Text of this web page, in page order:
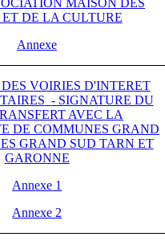
ET DE LA CULTURE
Annexe
VOIRIES D'INTERET
- SIGNATURE DU
AVEC LA
DE COMMUNES GRAND
GRAND SUD TARN ET
GARONNE
Annexe 1
Annexe 2